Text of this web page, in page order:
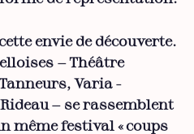
envie de découverte.
— Théâtre
Varia -
— se rassemblent
même festival « coups